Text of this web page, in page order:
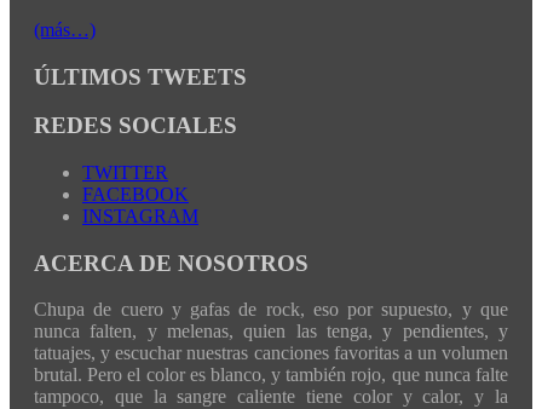
(más…)
ÚLTIMOS TWEETS
REDES SOCIALES
TWITTER
FACEBOOK
INSTAGRAM
ACERCA DE NOSOTROS
Chupa de cuero y gafas de rock, eso por supuesto, y que
nunca falten, y melenas, quien las tenga, y pendientes, y
tatuajes, y escuchar nuestras canciones favoritas a un volumen
brutal. Pero el color es blanco, y también rojo, que nunca falte
tampoco, que la sangre caliente tiene color y calor, y la